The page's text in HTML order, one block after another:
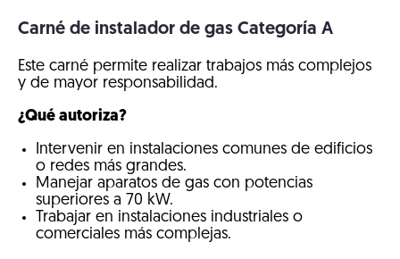
Carné de instalador de gas Categoría A
Este carné permite realizar trabajos más complejos
y de mayor responsabilidad.
¿Qué autoriza?
Intervenir en instalaciones comunes de edificios
o redes más grandes.
Manejar aparatos de gas con potencias
superiores a 70 kW.
Trabajar en instalaciones industriales o
comerciales más complejas.